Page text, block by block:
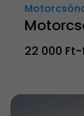
22 000